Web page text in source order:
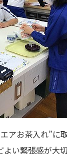
アお茶入れ”
い緊張感が大切